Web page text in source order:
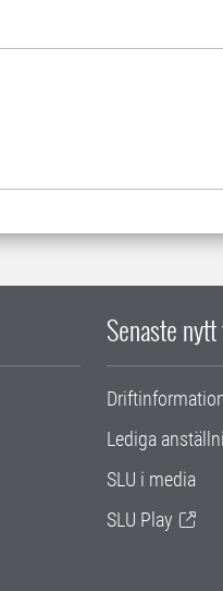
Senaste
Lediga
SLU i media
SLU Play